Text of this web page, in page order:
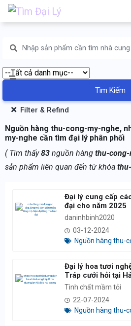
Tìm Kiếm
Filter & Refind
Nguồn hàng thu-cong-my-nghe,
my-nghe cần tìm đại lý phân phối
( Tìm thấy83 nguồn hàng thu-
sản phẩm liên quan đến từ khóa
Đại lý cung cấp
đại cho năm 2025
daninhbinh2020
03-12-2024
Nguồn hàng thu-
Đại lý hoa tươi
Tráp cưới hỏi tại
Tinh chất mầm tỏi
22-07-2024
Nguồn hàng thu-